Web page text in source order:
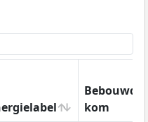
Bebouwde
kom